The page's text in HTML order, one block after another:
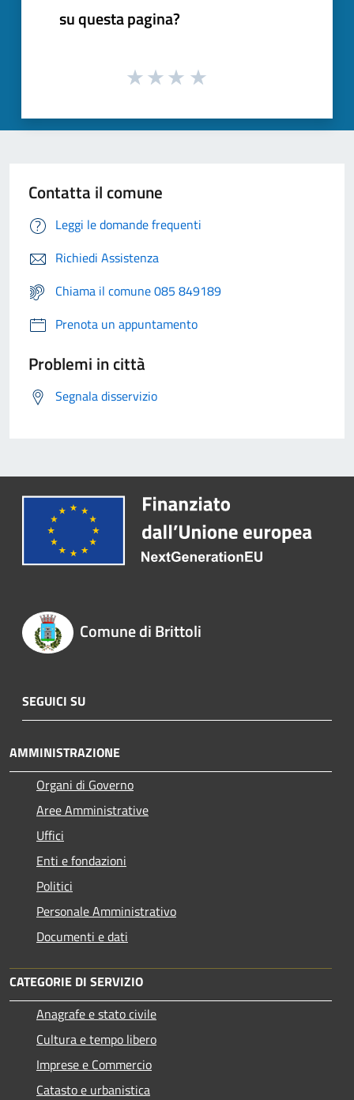
su questa pagina?
Contatta il comune
Leggi le domande frequenti
Richiedi Assistenza
Chiama il comune 085 849189
Prenota un appuntamento
Problemi in città
Segnala disservizio
Comune di Brittoli
SEGUICI SU
AMMINISTRAZIONE
Organi di Governo
Aree Amministrative
Uffici
Enti e fondazioni
Politici
Personale Amministrativo
Documenti e dati
CATEGORIE DI SERVIZIO
Anagrafe e stato civile
Cultura e tempo libero
Imprese e Commercio
Catasto e urbanistica